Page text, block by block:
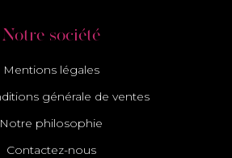
Notre société
Mentions légales
générale de ventes
Notre philosophie
Contactez-nous